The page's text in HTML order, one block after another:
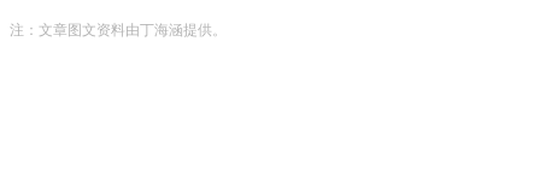
注：文章图文资料由丁海涵提供。